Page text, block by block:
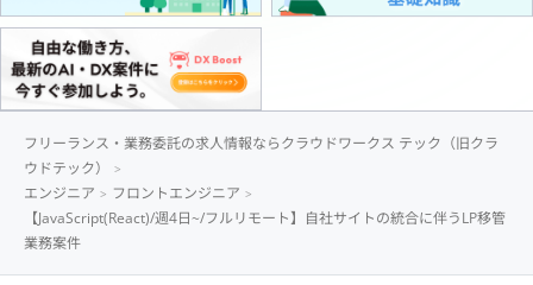
フリーランス・業務委託の求人情報ならクラウドワークス テック（旧クラ
ウドテック）
エンジニア
フロントエンジニア
【JavaScript(React)/週4日~/フルリモート】自社サイトの統合に伴うLP移管
業務案件